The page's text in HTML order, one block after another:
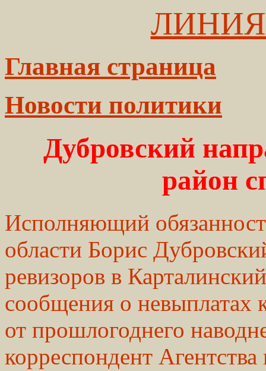
Главная страница
Новости политики
Дубровский
район
Исполняющий
области Борис
ревизоров в
сообщения о невыплатах
от прошлогоднего
корреспондент